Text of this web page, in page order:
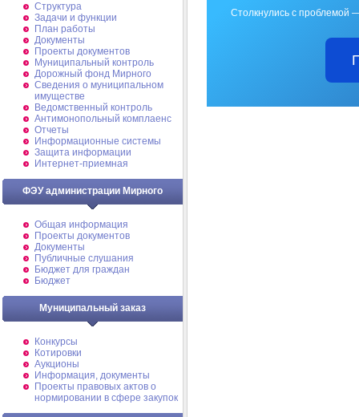
Структура
Задачи и функции
План работы
Документы
Проекты документов
Муниципальный контроль
Дорожный фонд Мирного
Cведения о муниципальном
имуществе
Ведомственный контроль
Антимонопольный комплаенс
Отчеты
Информационные системы
Защита информации
Интернет-приемная
ФЭУ администрации Мирного
Общая информация
Проекты документов
Документы
Публичные слушания
Бюджет для граждан
Бюджет
Муниципальный заказ
Конкурсы
Котировки
Аукционы
Информация, документы
Проекты правовых актов о
нормировании в сфере закупок
Столкнулись с проблемой